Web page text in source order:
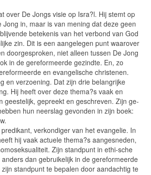
over De Jongs visie op Isra?l. Hij stemt op
Jong in, maar is van mening dat deze geen
betekenis van het verbond van God
zin. Dit is een aangelegen punt waarover
doorgesproken, niet alleen tussen De Jong
in de gereformeerde gezindte. En, zo
en evangelische christenen.
en verzoening. Dat zijn drie belangrijke
Hij heeft over deze thema?s vaak en
geestelijk, gepreekt en geschreven. Zijn ge-
hun neerslag gevonden in zijn boek:
verkondiger van het evangelie. In
hij vaak actuele thema?s aangesneden,
Zijn standpunt in ethi-sche
dan gebruikelijk in de gereformeerde
standpunt te bepalen door aandachtig te